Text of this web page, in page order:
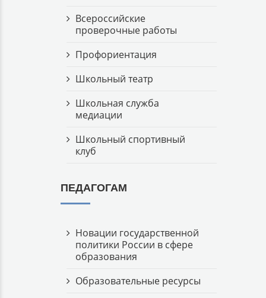
Всероссийские
проверочные работы
Профориентация
Школьный театр
Школьная служба
медиации
Школьный спортивный
клуб
ПЕДАГОГАМ
Новации государственной
политики России в сфере
образования
Образовательные ресурсы